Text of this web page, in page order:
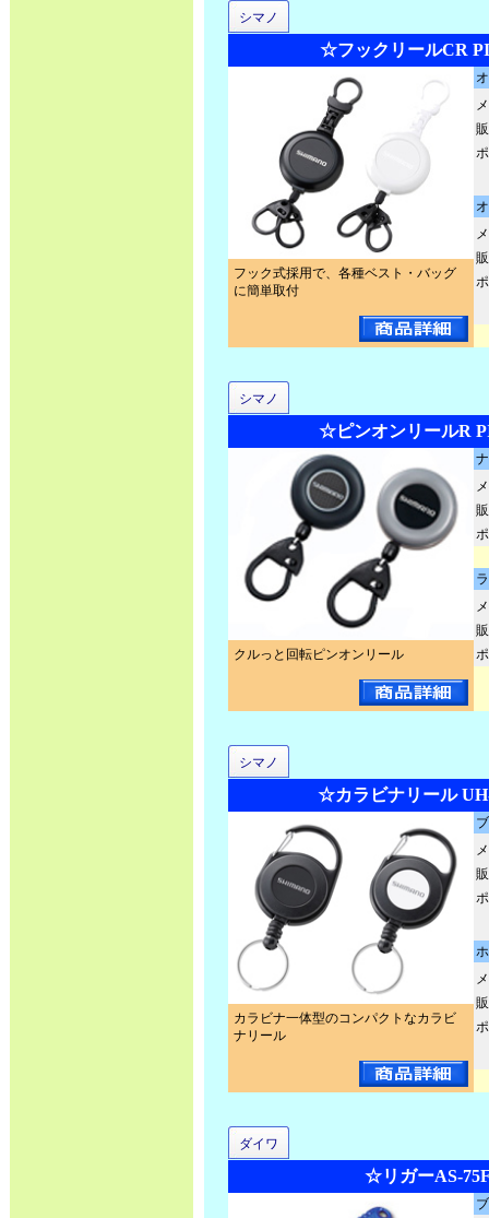
シマノ
☆フックリールCR
フック式採用で、各種ベスト・バッグ
に簡単取付
シマノ
☆ピンオンリールR
クルっと回転ピンオンリール
シマノ
☆カラビナリール
カラビナ一体型のコンパクトなカラビ
ナリール
ダイワ
☆リガーAS-